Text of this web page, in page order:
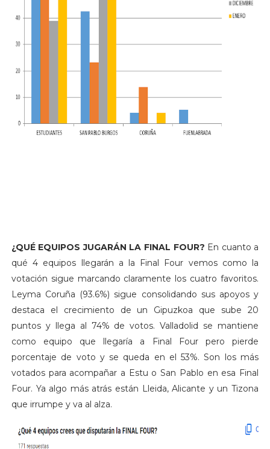
¿QUÉ EQUIPOS JUGARÁN LA FINAL FOUR? En cuanto a
qué 4 equipos llegarán a la Final Four vemos como la
votación sigue marcando claramente los cuatro favoritos.
Leyma Coruña (93.6%) sigue consolidando sus apoyos y
destaca el crecimiento de un Gipuzkoa que sube 20
puntos y llega al 74% de votos. Valladolid se mantiene
como equipo que llegaría a Final Four pero pierde
porcentaje de voto y se queda en el 53%. Son los más
votados para acompañar a Estu o San Pablo en esa Final
Four. Ya algo más atrás están Lleida, Alicante y un Tizona
que irrumpe y va al alza.